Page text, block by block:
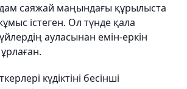
саяжай маңындағы құрылыста
істеген. Ол түнде қала
ауласынан емін-еркін
күдіктіні бесінші